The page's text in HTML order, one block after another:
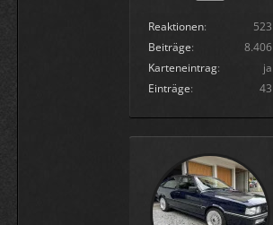
Reaktionen
523
Beiträge
8.406
Karteneintrag
ja
Einträge
43